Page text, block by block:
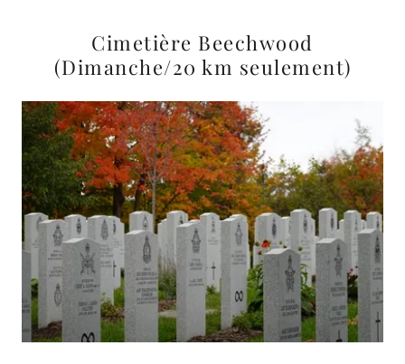
Cimetière Beechwood
(Dimanche/20 km seulement)